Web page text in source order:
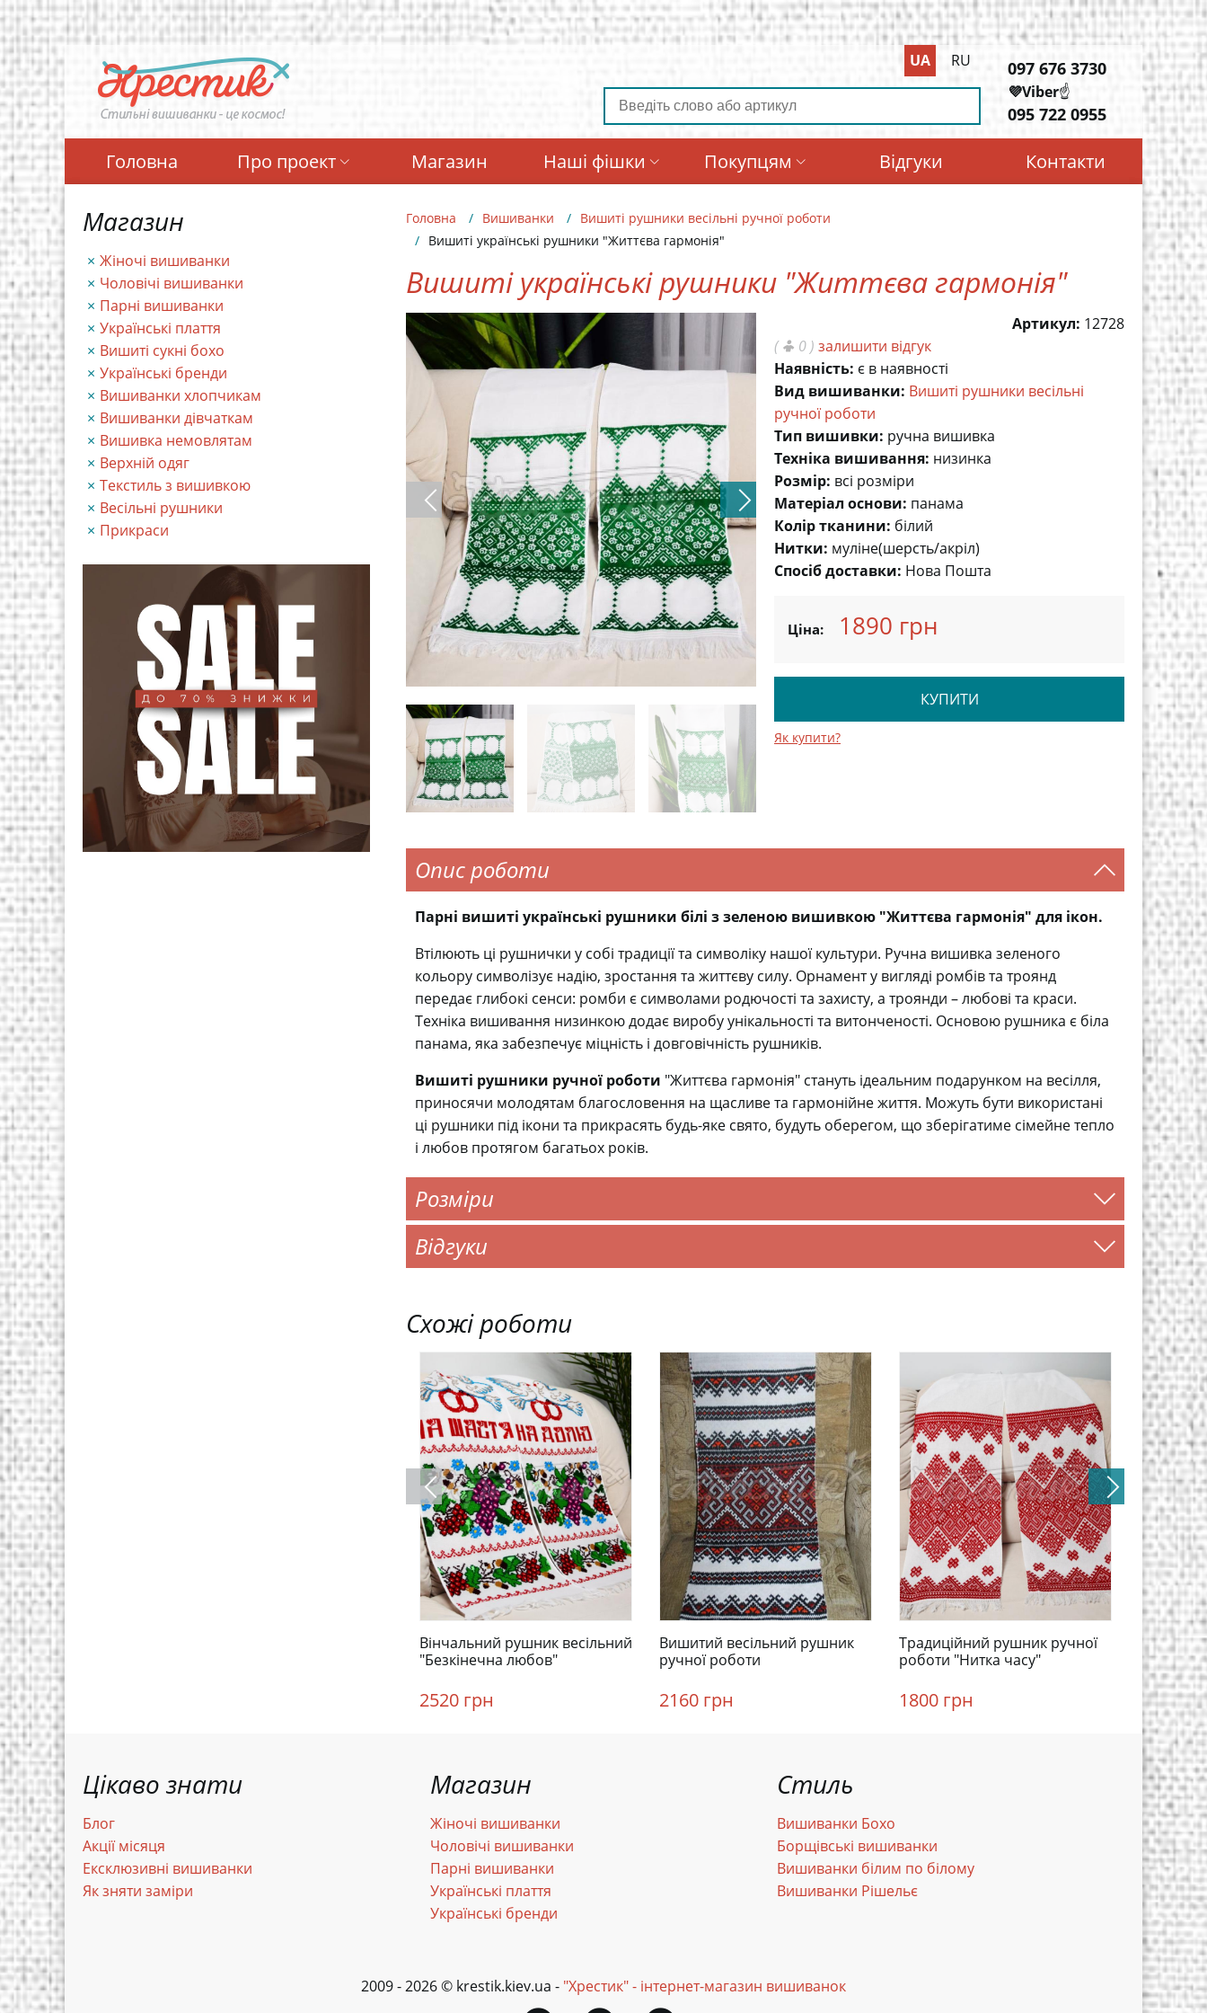
Перейти
до
основного
вмісту
UA RU 097 676 3730
💜Viber☝️
095 722 0955
Головна Про проект Магазин Наші фішки Покупцям Відгуки Контакти
Магазин
Жіночі вишиванки
Чоловічі вишиванки
Парні вишиванки
Українські плаття
Вишиті сукні бохо
Українські бренди
Вишиванки хлопчикам
Вишиванки дівчаткам
Вишивка немовлятам
Верхній одяг
Текстиль з вишивкою
Весільні рушники
Прикраси
Головна Вишиванки
Вишиті рушники весільні ручної роботи
Вишиті українські рушники "Життєва гармонія"
Вишиті українські рушники "Життєва гармонія"
Артикул: 12728
(
0 ) залишити відгук
Наявність: є в наявності
Вид вишиванки: Вишиті рушники весільні
ручної роботи
Тип вишивки: ручна вишивка
Техніка вишивання: низинка
Розмір: всі розміри
Матеріал основи: панама
Колір тканини: білий
Нитки: муліне(шерсть/акріл)
Спосіб доставки: Нова Пошта
Ціна: 1890 грн
КУПИТИ
Як купити?
Опис роботи
Парні вишиті українські рушники білі з зеленою вишивкою "Життєва гармонія" для ікон.
Втілюють ці рушнички у собі традиції та символіку нашої культури. Ручна вишивка зеленого
кольору символізує надію, зростання та життєву силу. Орнамент у вигляді ромбів та троянд
передає глибокі сенси: ромби є символами родючості та захисту, а троянди – любові та краси.
Техніка вишивання низинкою додає виробу унікальності та витонченості. Основою рушника є біла
панама, яка забезпечує міцність і довговічність рушників.
Вишиті рушники ручної роботи "Життєва гармонія" стануть ідеальним подарунком на весілля,
приносячи молодятам благословення на щасливе та гармонійне життя. Можуть бути використані
ці рушники під ікони та прикрасять будь-яке свято, будуть оберегом, що зберігатиме сімейне тепло
і любов протягом багатьох років.
Розміри
Відгуки
Схожі роботи
Вінчальний рушник весільний
"Безкінечна любов"
2520 грн
Вишитий весільний рушник
ручної роботи
2160 грн
Традиційний рушник ручної
роботи "Нитка часу"
1800 грн
віків"
1800
Цікаво знати
Блог
Акції місяця
Ексклюзивні вишиванки
Як зняти заміри
Магазин
Жіночі вишиванки
Чоловічі вишиванки
Парні вишиванки
Українські плаття
Українські бренди
Стиль
Вишиванки Бохо
Борщівські вишиванки
Вишиванки білим по білому
Вишиванки Рішельє
2009 - 2026 © krestik.kiev.ua - "Хрестик" - інтернет-магазин вишиванок